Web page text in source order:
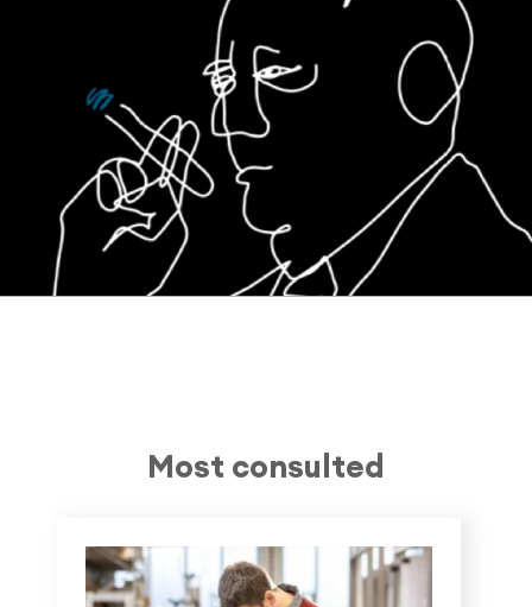
Most consulted